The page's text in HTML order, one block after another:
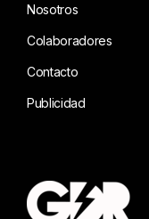
Nosotros
Colaboradores
Contacto
Publicidad